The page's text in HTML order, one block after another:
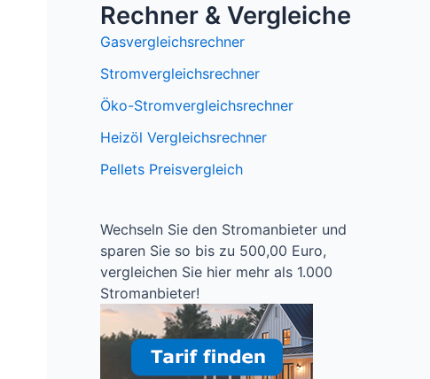
Rechner & Vergleiche
Gasvergleichsrechner
Stromvergleichsrechner
Öko-Stromvergleichsrechner
Heizöl Vergleichsrechner
Pellets Preisvergleich
Wechseln Sie den Stromanbieter und
sparen Sie so bis zu 500,00 Euro,
vergleichen Sie hier mehr als 1.000
Stromanbieter!